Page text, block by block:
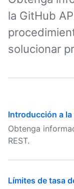
la GitHub
solucionar
Introducción a la
Obtenga
REST.
Límites de tasa